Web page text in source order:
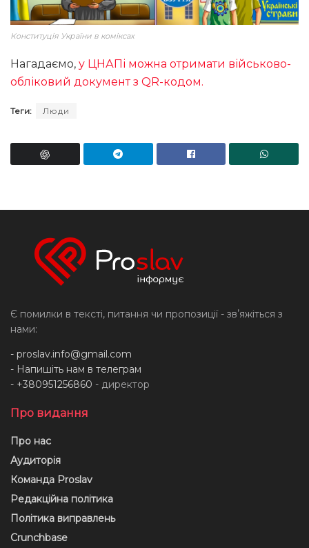
Конституція України в коміксах
Нагадаємо, у ЦНАПі можна отримати військово-
обліковий документ з QR-кодом.
Теги: Люди
Є помилки в тексті, питання чи пропозиції - звʼяжіться з
нами:
- proslav.info@gmail.com
- Напишіть нам в телеграм
- +380951256860 - директор
Про видання
Про нас
Аудиторія
Команда Proslav
Редакційна політика
Політика виправлень
Crunchbase